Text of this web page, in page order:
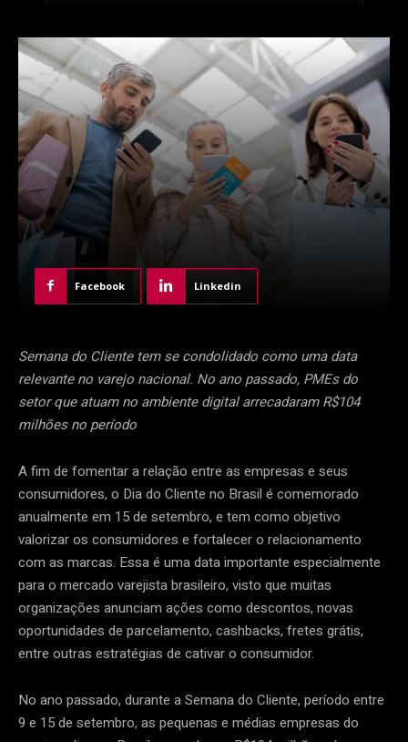
Facebook Linkedin
Semana do Cliente tem se condolidado como uma data
relevante no varejo nacional. No ano passado, PMEs do
setor que atuam no ambiente digital arrecadaram R$104
milhões no período
A fim de fomentar a relação entre as empresas e seus
consumidores, o Dia do Cliente no Brasil é comemorado
anualmente em 15 de setembro, e tem como objetivo
valorizar os consumidores e fortalecer o relacionamento
com as marcas. Essa é uma data importante especialmente
para o mercado varejista brasileiro, visto que muitas
organizações anunciam ações como descontos, novas
oportunidades de parcelamento, cashbacks, fretes grátis,
entre outras estratégias de cativar o consumidor.
No ano passado, durante a Semana do Cliente, período entre
9 e 15 de setembro, as pequenas e médias empresas do